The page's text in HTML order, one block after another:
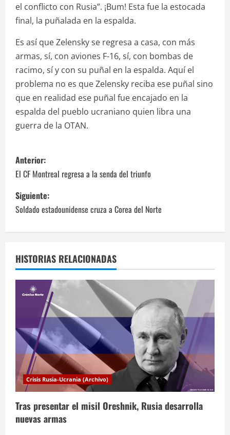
el conflicto con Rusia”. ¡Bum! Esta fue la estocada
final, la puñalada en la espalda.
Es así que Zelensky se regresa a casa, con más
armas, sí, con aviones F-16, sí, con bombas de
racimo, sí y con su puñal en la espalda. Aquí el
problema no es que Zelensky reciba ese puñal sino
que en realidad ese puñal fue encajado en la
espalda del pueblo ucraniano quien libra una
guerra de la OTAN.
N
a
v
e
a
c
ó
n
d
e
e
Anterior:
El CF Montreal regresa a la senda del triunfo
Siguiente:
Soldado estadounidense cruza a Corea del Norte
HISTORIAS RELACIONADAS
Crisis Rusia-Ucrania (Archivo)
Tras presentar el misil Oreshnik, Rusia desarrolla
nuevas armas